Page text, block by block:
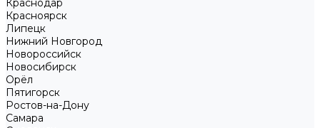
Краснодар
Красноярск
Липецк
Нижний Новгород
Новороссийск
Новосибирск
Орёл
Пятигорск
Ростов-на-Дону
Самара